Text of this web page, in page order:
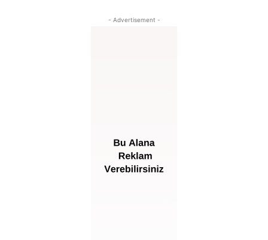
- Advertisement -